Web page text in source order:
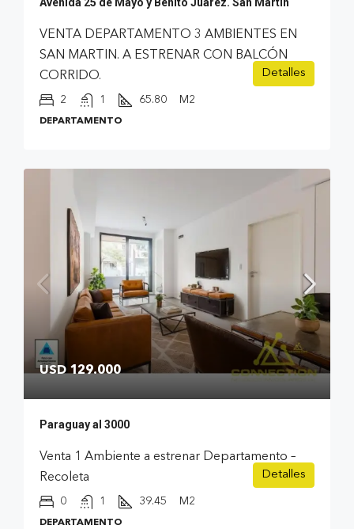
VENTA DEPARTAMENTO 3 AMBIENTES EN
SAN MARTIN. A ESTRENAR CON BALCÓN
CORRIDO.
2 1 65.80 M2
DEPARTAMENTO
Detalles
USD 129.000
Paraguay al 3000
Venta 1 Ambiente a estrenar Departamento –
Recoleta
0 1 39.45 M2
DEPARTAMENTO
Detalles